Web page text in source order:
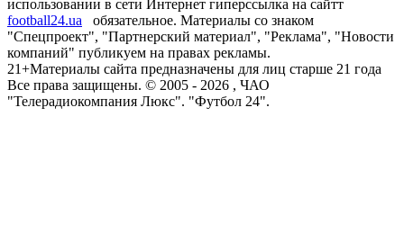
использовании в сети Интернет гиперссылка на сайтт
football24.ua
обязательное. Материалы со знаком
"Спецпроект", "Партнерский материал", "Реклама", "Новости
компаний" публикуем на правах рекламы.
21+Материалы сайта предназначены для лиц старше 21 года
Все права защищены. © 2005 - 2026 , ЧАО
"Телерадиокомпания Люкс". "Футбол 24".